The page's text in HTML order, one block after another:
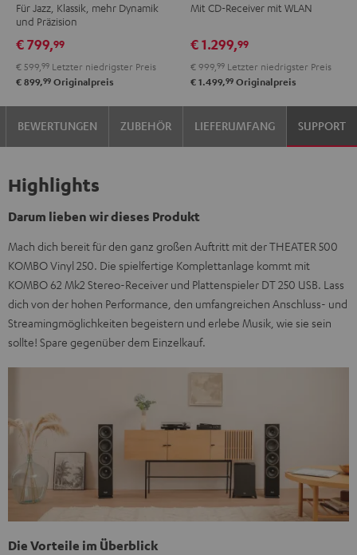
Für Jazz, Klassik, mehr Dynamik
und Präzision
€ 799,99
€ 599, 99 Letzter niedrigster Preis
€ 899,99 Originalpreis
2
Mit CD-Receiver mit WLAN
€ 1.299,99
€ 999, 99 Letzter niedrigster Preis
€ 1.499,99 Originalpreis
BEWERTUNGEN ZUBEHÖR LIEFERUMFANG SUPPORT
Highlights
Darum lieben wir dieses Produkt
Mach dich bereit für den ganz großen Auftritt mit der THEATER 500
KOMBO Vinyl 250. Die spielfertige Komplettanlage kommt mit
KOMBO 62 Mk2 Stereo-Receiver und Plattenspieler DT 250 USB. Lass
dich von der hohen Performance, den umfangreichen Anschluss- und
Streamingmöglichkeiten begeistern und erlebe Musik, wie sie sein
sollte! Spare gegenüber dem Einzelkauf.
Die Vorteile im Überblick